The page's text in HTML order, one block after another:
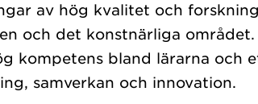
av hög kvalitet och
och det konstnärliga
kompetens bland lärarna och
samverkan och innovation.